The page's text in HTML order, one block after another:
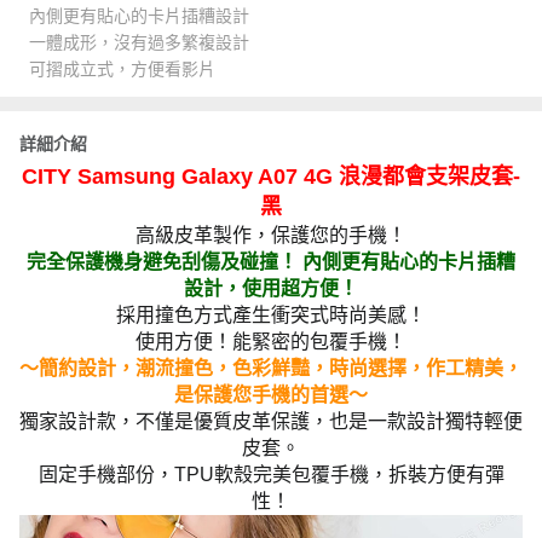
內側更有貼心的卡片插糟設計
一體成形，沒有過多繁複設計
可摺成立式，方便看影片
詳細介紹
CITY Samsung Galaxy A07 4G 浪漫都會支架皮套-
黑
高級皮革製作，保護您的手機！
完全保護機身避免刮傷及碰撞！ 內側更有貼心的卡片插糟
設計，使用超方便！
採用撞色方式產生衝突式時尚美感！
使用方便！能緊密的包覆手機！
～簡約設計，潮流撞色，色彩鮮豔，時尚選擇，作工精美，
是保護您手機的首選～
獨家設計款，不僅是優質皮革保護，也是一款設計獨特輕便
皮套。
固定手機部份，TPU軟殼完美包覆手機，拆裝方便有彈
性！